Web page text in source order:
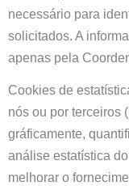
necessário para
solicitados. A
apenas pela
Cookies de
nós ou por terceiros
gráficamente,
análise estatística
melhorar o